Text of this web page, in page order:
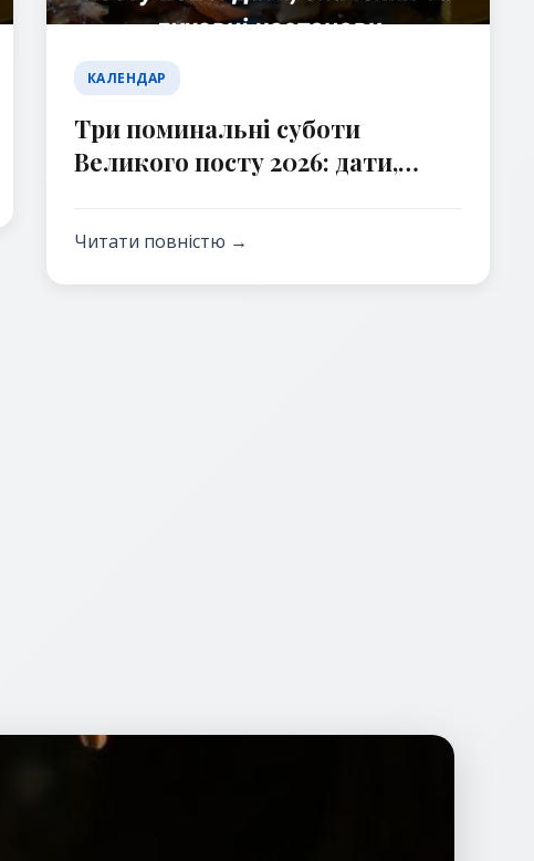
КАЛЕНДАР
Три поминальні суботи
Великого посту 2026: дати,
Читати повністю →